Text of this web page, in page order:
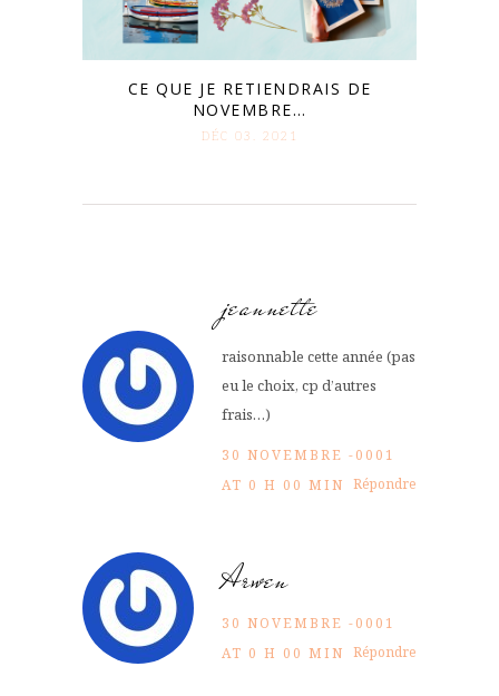
CE QUE JE RETIENDRAIS DE
NOVEMBRE…
DÉC 03. 2021
jeannette
raisonnable cette année (pas
eu le choix, cp d’autres
frais…)
30 NOVEMBRE -0001
AT 0 H 00 MIN Répondre
Arwen
30 NOVEMBRE -0001
AT 0 H 00 MIN Répondre